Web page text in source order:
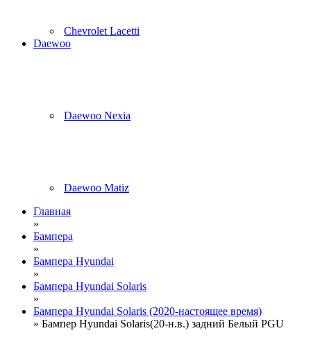
Chevrolet Lacetti
Daewoo
Daewoo Nexia
Daewoo Matiz
Главная
»
Бампера
»
Бампера Hyundai
»
Бампера Hyundai Solaris
»
Бампера Hyundai Solaris (2020-настоящее время)
» Бампер Hyundai Solaris(20-н.в.) задний Белый PGU